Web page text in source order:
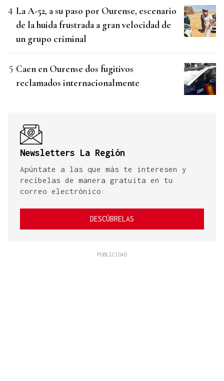
La A-52, a su paso por Ourense, escenario
de la huida frustrada a gran velocidad de
un grupo criminal
Caen en Ourense dos fugitivos
reclamados internacionalmente
Newsletters La Región
Apúntate a las que más te interesen y
recíbelas de manera gratuita en tu
correo electrónico
DESCÚBRELAS